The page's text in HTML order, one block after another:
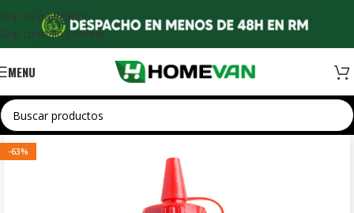
Skip to navigation
Skip to main content
MENU
-63%